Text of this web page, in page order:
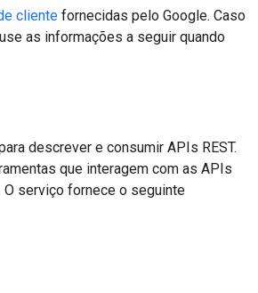
cliente fornecidas pelo Google. Caso
as informações a seguir quando
descrever e consumir APIs REST.
que interagem com as APIs
serviço fornece o seguinte